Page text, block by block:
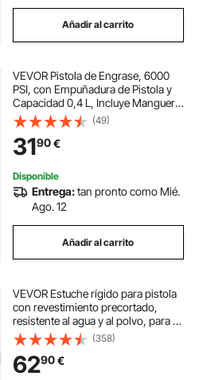
Añadir al carrito
VEVOR Pistola de Engrase, 6000
PSI, con Empuñadura de Pistola y
Capacidad 0,4 L, Incluye Manguera
Flexible de 45,7 cm, 1 Tubo de
Extensión Rígido y 2 Boquillas
Planas para Automoción y Náutica
(49)
3190€
Disponible
Entrega:tan pronto como Mié.
Ago. 12
Añadir al carrito
VEVOR Estuche rígido para pistola
con revestimiento precortado,
resistente al agua y al polvo, para 5
pistolas, 18,9 × 16,3 × 8,5
pulgadas, estuche para pistola con
cerradura, color negro
(358)
6290€